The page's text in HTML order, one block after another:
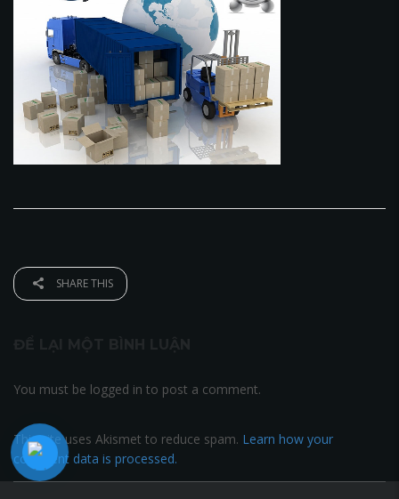
SHARE THIS
You must be logged in to post a comment.
This site uses Akismet to reduce spam. Learn how your
comment data is processed.